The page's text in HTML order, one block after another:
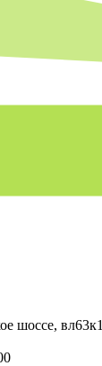
шоссе, вл63к1